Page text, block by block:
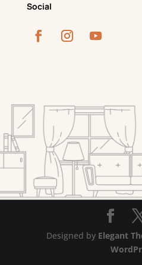
Social
Designed by Elegant